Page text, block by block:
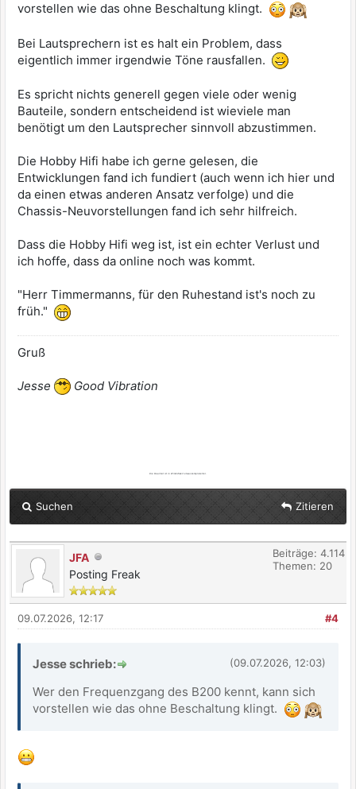
vorstellen wie das ohne Beschaltung klingt.
Bei Lautsprechern ist es halt ein Problem, dass
eigentlich immer irgendwie Töne rausfallen.
Es spricht nichts generell gegen viele oder wenig
Bauteile, sondern entscheidend ist wieviele man
benötigt um den Lautsprecher sinnvoll abzustimmen.
Die Hobby Hifi habe ich gerne gelesen, die
Entwicklungen fand ich fundiert (auch wenn ich hier und
da einen etwas anderen Ansatz verfolge) und die
Chassis-Neuvorstellungen fand ich sehr hilfreich.
Dass die Hobby Hifi weg ist, ist ein echter Verlust und
ich hoffe, dass da online noch was kommt.
"Herr Timmermanns, für den Ruhestand ist's noch zu
früh."
Gruß
Jesse Good Vibration
Die Realität ist in Wirklichkeit etwas komplizierter.
Suchen Zitieren
JFA
Posting Freak
Beiträge: 4.114
Themen: 20
#4
09.07.2026, 12:17
(09.07.2026, 12:03)
Jesse schrieb:
Wer den Frequenzgang des B200 kennt, kann sich
vorstellen wie das ohne Beschaltung klingt.